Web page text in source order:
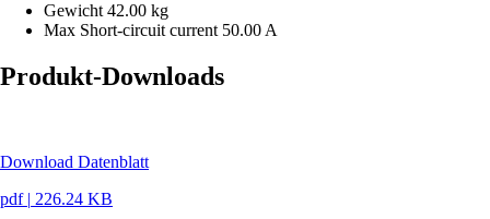
Gewicht 42.00 kg
Max Short-circuit current 50.00 A
Produkt-Downloads
Download Datenblatt
pdf | 226.24 KB